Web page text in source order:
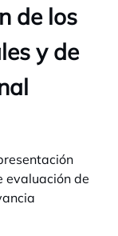
de los
y de
evaluación de